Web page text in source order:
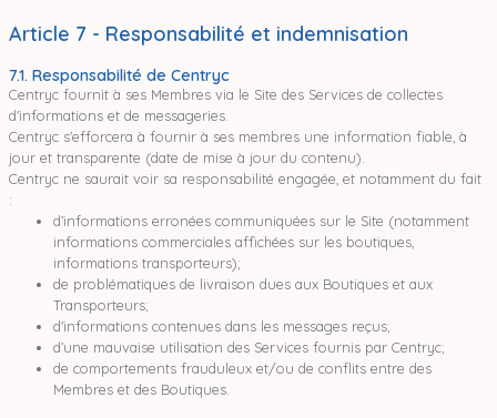
Article 7 - Responsabilité et indemnisation
7.1. Responsabilité de Centryc
Centryc fournit à ses Membres via le Site des Services de collectes
d'informations et de messageries.
Centryc s'efforcera à fournir à ses membres une information fiable, à
jour et transparente (date de mise à jour du contenu).
Centryc ne saurait voir sa responsabilité engagée, et notamment du fait
:
d’informations erronées communiquées sur le Site (notamment
informations commerciales affichées sur les boutiques,
informations transporteurs);
de problématiques de livraison dues aux Boutiques et aux
Transporteurs;
d'informations contenues dans les messages reçus;
d’une mauvaise utilisation des Services fournis par Centryc;
de comportements frauduleux et/ou de conflits entre des
Membres et des Boutiques.